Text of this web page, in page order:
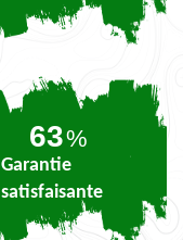
77%
Garantie
satisfaisante